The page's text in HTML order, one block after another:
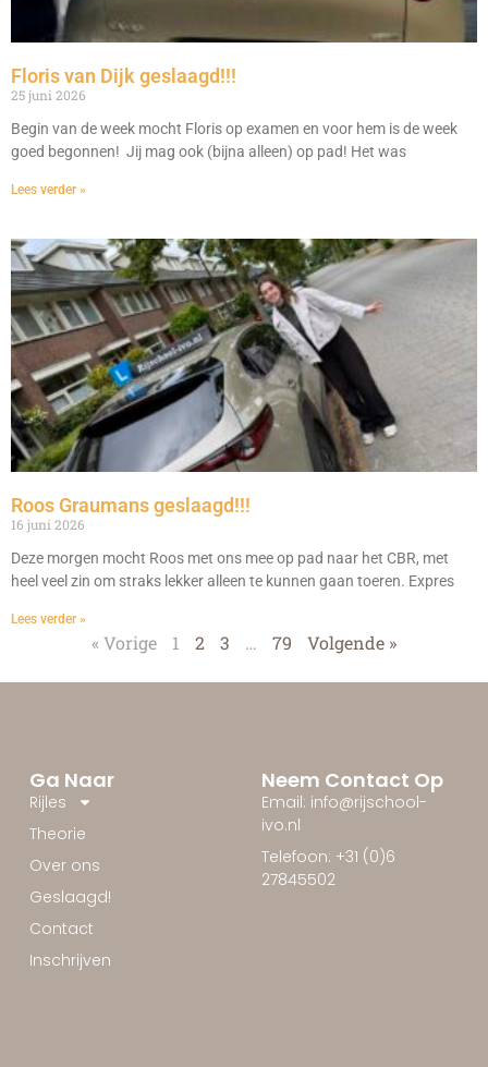
Floris van Dijk geslaagd!!!
25 juni 2026
Begin van de week mocht Floris op examen en voor hem is de week
goed begonnen! Jij mag ook (bijna alleen) op pad! Het was
Lees verder »
Roos Graumans geslaagd!!!
16 juni 2026
Deze morgen mocht Roos met ons mee op pad naar het CBR, met
heel veel zin om straks lekker alleen te kunnen gaan toeren. Expres
Lees verder »
« Vorige 1 2 3 … 79 Volgende »
Ga Naar
Rijles
Theorie
Over ons
Geslaagd!
Contact
Inschrijven
Neem Contact Op
Email: info@rijschool-
ivo.nl
Telefoon: +31 (0)6
27845502